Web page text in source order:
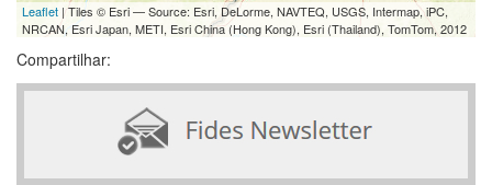
Leaflet | Tiles © Esri — Source: Esri, DeLorme, NAVTEQ, USGS, Intermap, iPC,
NRCAN, Esri Japan, METI, Esri China (Hong Kong), Esri (Thailand), TomTom, 2012
Compartilhar: